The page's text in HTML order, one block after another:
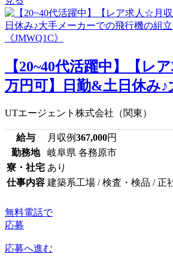
【20~40代活躍中】【レ
万円可】日勤&土日休み♪
UTエージェント株式会社（関東）
給与 月収例367,000円
勤務地
岐阜県 各務原市
寮・社宅 あり
仕事内容 建築系工場 / 検査・検品 / 正
無料電話で
応募
応募へ進む